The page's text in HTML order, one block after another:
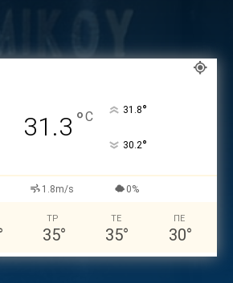
31.3 °C 31.8°
30.2°
1.8m/s 0%
ΤΡ
35°
ΤΕ
35°
ΠΕ
30°